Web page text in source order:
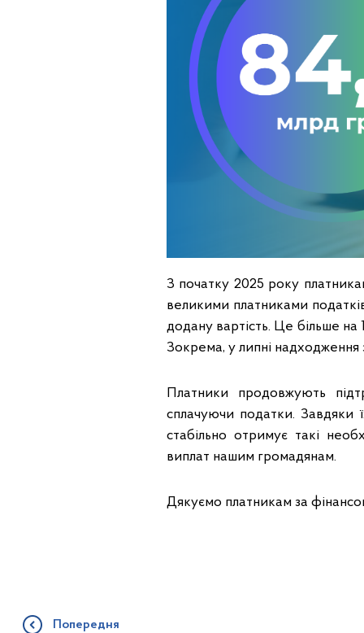
З початку 2025 року
великими платниками
додану вартість. Це більше на
Зокрема, у липні
Платники продовжують
сплачуючи податки. Завдяки
стабільно отримує такі
виплат нашим
Дякуємо платникам за
Попередня